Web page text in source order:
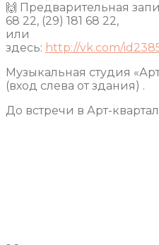
🙌 Предварительная
68 22, (29) 181 68 22,
или
здесь: http://vk.com/
Музыкальная студия
(вход слева от здания) .
До встречи в Арт-